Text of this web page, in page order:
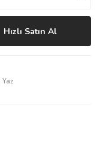
Hızlı Satın Al
Yaz